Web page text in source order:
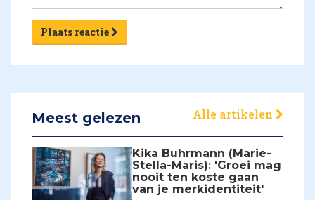
Plaats reactie
Meest gelezen Alle artikelen
Kika Buhrmann (Marie-
Stella-Maris): 'Groei mag
nooit ten koste gaan
van je merkidentiteit'